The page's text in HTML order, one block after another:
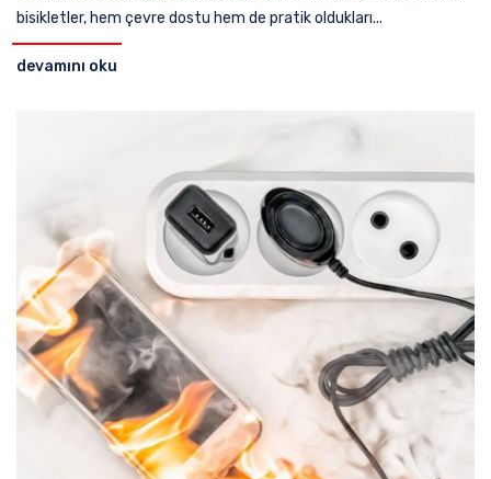
bisikletler, hem çevre dostu hem de pratik oldukları...
devamını oku